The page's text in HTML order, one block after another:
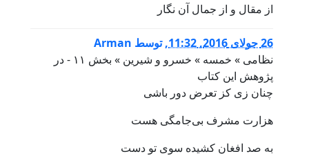
از مقال و از جمال آن نگار
26 جولای 2016, 11:32 ,توسط Arman
نظامی » خمسه » خسرو و شیرین » بخش ۱۱ - در
پژوهش این کتاب
چنان زی کز تعرض دور باشی
هزارت مشرف بی‌جامگی هست
به صد افغان کشیده سوی تو دست